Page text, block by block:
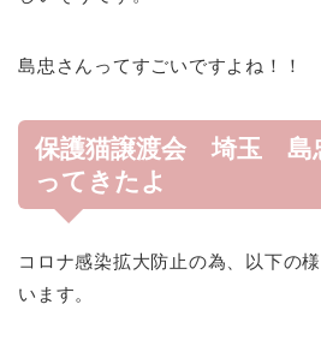
島忠さんってすごいですよね！！
保護猫譲渡会 埼玉 島
ってきたよ
コロナ感染拡大防止の為、以下の
います。